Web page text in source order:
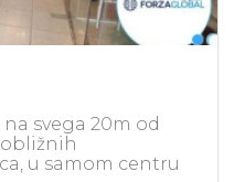
svega 20m od
u samom centru